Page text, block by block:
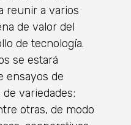
reunir a varios
de valor del
de tecnología.
se estará
ensayos de
variedades;
otras, de modo